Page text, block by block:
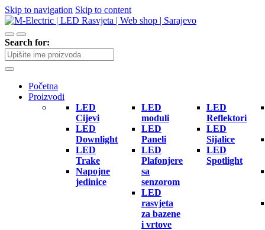
Skip to navigation Skip to content
Search for:
Početna
Proizvodi
LED
Cijevi
LED
Downlight
LED
Trake
Napojne
jedinice
LED
moduli
LED
Paneli
LED
Plafonjere
sa
senzorom
LED
rasvjeta
za bazene
i vrtove
LED
Reflektori
LED
Sijalice
LED
Spotlight